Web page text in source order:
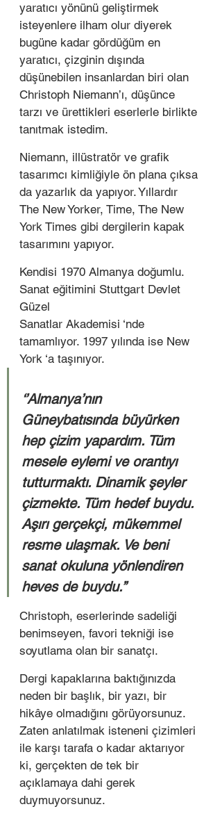
yaratıcı yönünü geliştirmek
isteyenlere ilham olur diyerek
bugüne kadar gördüğüm en
yaratıcı, çizginin dışında
düşünebilen insanlardan biri olan
Christoph Niemann’ı, düşünce
tarzı ve ürettikleri eserlerle birlikte
tanıtmak istedim.
Niemann, illüstratör ve grafik
tasarımcı kimliğiyle ön plana çıksa
da yazarlık da yapıyor. Yıllardır
The New Yorker, Time, The New
York Times gibi dergilerin kapak
tasarımını yapıyor.
Kendisi 1970 Almanya doğumlu.
Sanat eğitimini Stuttgart Devlet
Güzel
Sanatlar Akademisi ‘nde
tamamlıyor. 1997 yılında ise New
York ‘a taşınıyor.
‘’Almanya’nın
Güneybatısında büyürken
hep çizim yapardım. Tüm
mesele eylemi ve orantıyı
tutturmaktı. Dinamik şeyler
çizmekte. Tüm hedef buydu.
Aşırı gerçekçi, mükemmel
resme ulaşmak. Ve beni
sanat okuluna yönlendiren
heves de buydu.’’
Christoph, eserlerinde sadeliği
benimseyen, favori tekniği ise
soyutlama olan bir sanatçı.
Dergi kapaklarına baktığınızda
neden bir başlık, bir yazı, bir
hikâye olmadığını görüyorsunuz.
Zaten anlatılmak isteneni çizimleri
ile karşı tarafa o kadar aktarıyor
ki, gerçekten de tek bir
açıklamaya dahi gerek
duymuyorsunuz.